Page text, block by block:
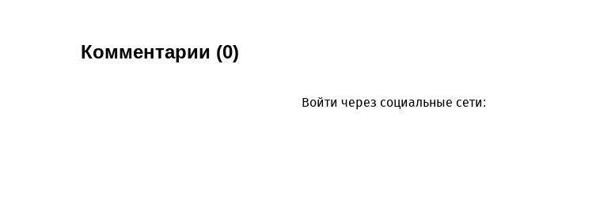
Комментарии (0)
Войти через социальные сети: